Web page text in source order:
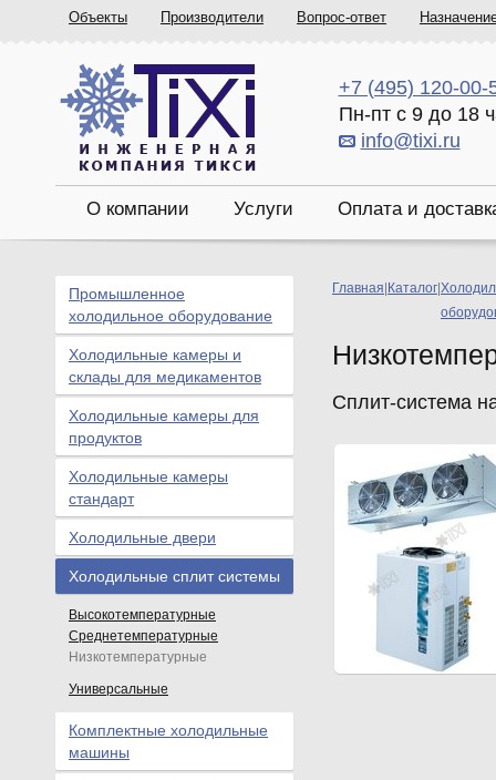
Объекты Производители Вопрос-ответ
+7 (495) 120-00-
Пн-пт с 9 до 18
info@tixi.ru
О компании Услуги Оплата и
Главная Каталог
Сплит-система
Промышленное
холодильное оборудование
Холодильные камеры и
склады для медикаментов
Холодильные камеры для
продуктов
Холодильные камеры
стандарт
Холодильные двери
Холодильные сплит системы
Высокотемпературные
Среднетемпературные
Низкотемпературные
Универсальные
Комплектные холодильные
машины